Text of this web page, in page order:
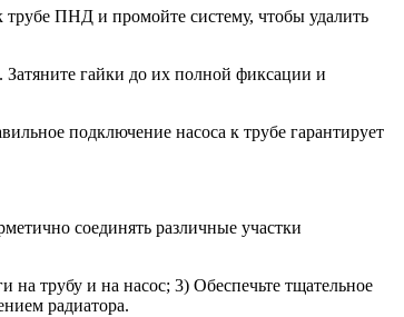
трубе ПНД и промойте систему, чтобы удалить
гайки до их полной фиксации и
подключение насоса к трубе гарантирует
соединять различные участки
трубу и на насос; 3) Обеспечьте тщательное
радиатора.